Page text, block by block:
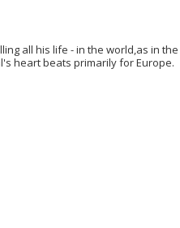
all his life - in the world,as in the
heart beats primarily for Europe.